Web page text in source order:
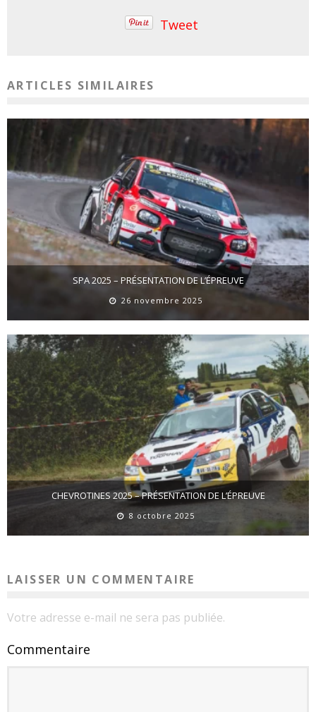
Tweet
ARTICLES SIMILAIRES
SPA 2025 – PRÉSENTATION DE L’ÉPREUVE
26 novembre 2025
CHEVROTINES 2025 – PRÉSENTATION DE L’ÉPREUVE
8 octobre 2025
LAISSER UN COMMENTAIRE
Votre adresse e-mail ne sera pas publiée.
Commentaire